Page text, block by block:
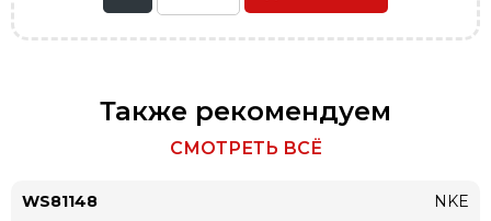
Также рекомендуем
СМОТРЕТЬ ВСЁ
WS81148 NKE